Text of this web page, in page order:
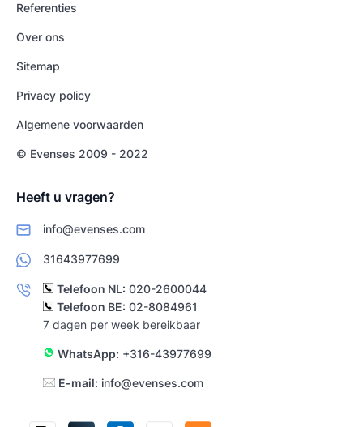
Referenties
Over ons
Sitemap
Privacy policy
Algemene voorwaarden
© Evenses 2009 - 2022
Heeft u vragen?
info@evenses.com
31643977699
Telefoon NL: 020-2600044
Telefoon BE: 02-8084961
7 dagen per week bereikbaar
WhatsApp: +316-43977699
E-mail: info@evenses.com